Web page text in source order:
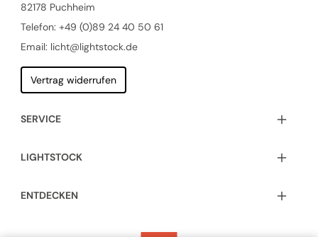
82178 Puchheim
Telefon: +49 (0)89 24 40 50 61
Email: licht@lightstock.de
Vertrag widerrufen
SERVICE
LIGHTSTOCK
ENTDECKEN